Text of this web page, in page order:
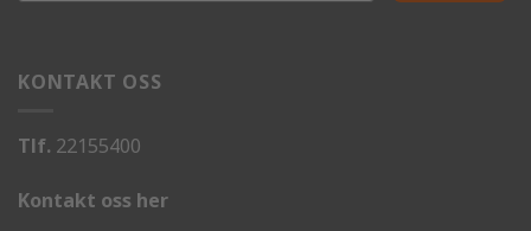
KONTAKT OSS
Tlf. 22155400
Kontakt oss her